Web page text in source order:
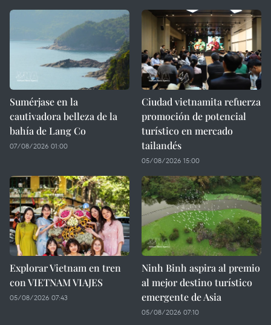
Sumérjase en la
cautivadora belleza de la
bahía de Lang Co
07/08/2026 01:00
Ciudad vietnamita refuerza
promoción de potencial
turístico en mercado
tailandés
05/08/2026 15:00
Explorar Vietnam en tren
con VIETNAM VIAJES
05/08/2026 07:43
Ninh Binh aspira al premio
al mejor destino turístico
emergente de Asia
05/08/2026 07:10